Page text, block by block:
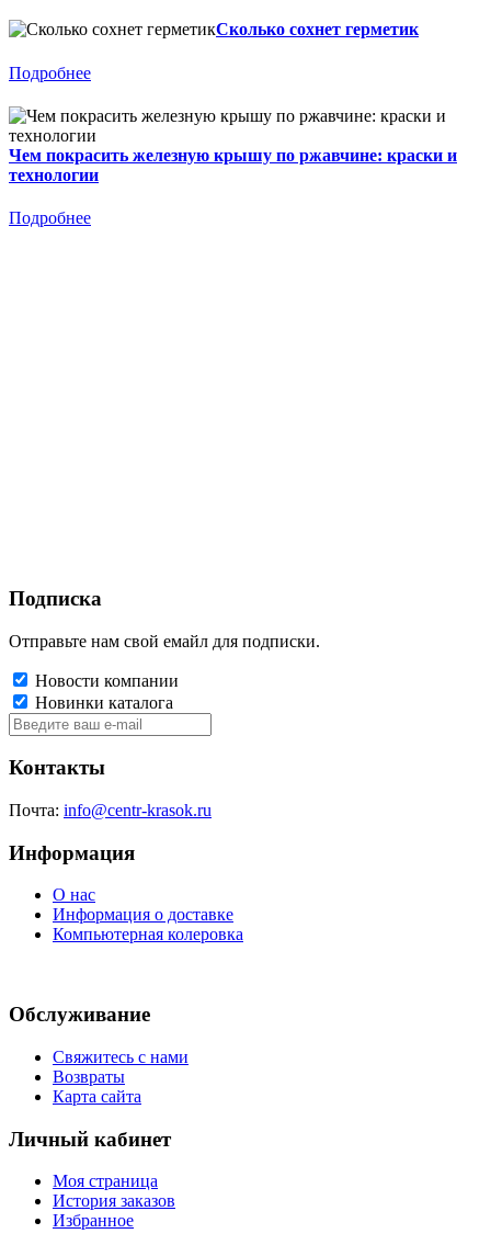
Сколько сохнет герметик
Подробнее
Чем покрасить железную крышу по ржавчине: краски и
технологии
Подробнее
Подписка
Отправьте нам свой емайл для подписки.
Новости компании
Новинки каталога
Контакты
Почта: info@centr-krasok.ru
Информация
О нас
Информация о доставке
Компьютерная колеровка
Обслуживание
Свяжитесь с нами
Возвраты
Карта сайта
Личный кабинет
Моя страница
История заказов
Избранное